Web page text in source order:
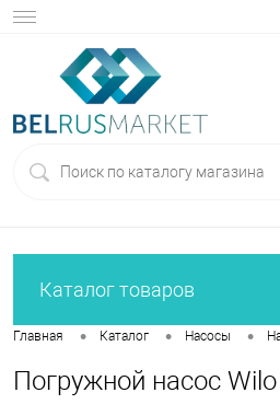
Каталог товаров
Главная • Каталог • Насосы •
Погружной насос